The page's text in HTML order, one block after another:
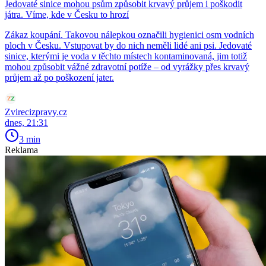
Jedovaté sinice mohou psům způsobit krvavý průjem i poškodit
játra. Víme, kde v Česku to hrozí
Zákaz koupání. Takovou nálepkou označili hygienici osm vodních
ploch v Česku. Vstupovat by do nich neměli lidé ani psi. Jedovaté
sinice, kterými je voda v těchto místech kontaminovaná, jim totiž
mohou způsobit vážné zdravotní potíže – od vyrážky přes krvavý
průjem až po poškození jater.
Zvirecizpravy.cz
dnes, 21:31
3 min
Reklama